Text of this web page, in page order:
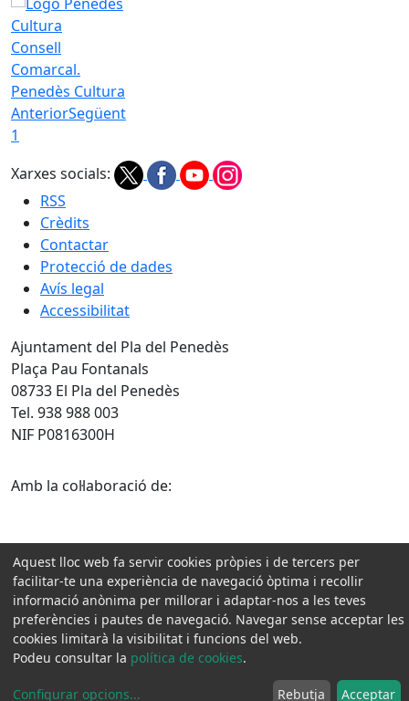
Consell
Comarcal.
Penedès Cultura
AnteriorSegüent
1
Xarxes socials:
RSS
Crèdits
Contactar
Protecció de dades
Avís legal
Accessibilitat
Ajuntament del Pla del Penedès
Plaça Pau Fontanals
08733 El Pla del Penedès
Tel. 938 988 003
NIF P0816300H
Amb la col·laboració de:
Aquest lloc web fa servir cookies pròpies i de tercers per
facilitar-te una experiència de navegació òptima i recollir
informació anònima per millorar i adaptar-nos a les teves
preferències i pautes de navegació. Navegar sense acceptar les
cookies limitarà la visibilitat i funcions del web.
Podeu consultar la política de cookies.
Configurar opcions... Rebutja Acceptar